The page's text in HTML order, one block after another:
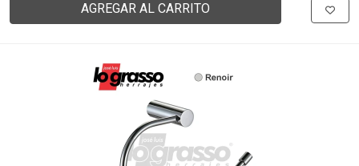
AGREGAR AL CARRITO